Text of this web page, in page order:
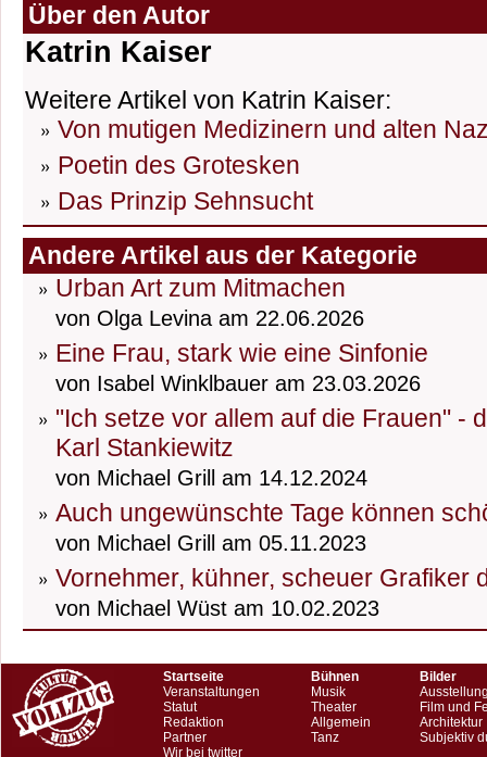
Über den Autor
Katrin Kaiser
Weitere Artikel von Katrin Kaiser:
Von mutigen Medizinern und alten
Poetin des Grotesken
Das Prinzip Sehnsucht
Andere Artikel aus der Kategorie
Urban Art zum Mitmachen
von Olga Levina am 22.06.2026
Eine Frau, stark wie eine Sinfonie
von Isabel Winklbauer am 23.03.2026
"Ich setze vor allem auf die Frauen" -
Karl Stankiewitz
von Michael Grill am 14.12.2024
Auch ungewünschte Tage können
von Michael Grill am 05.11.2023
Vornehmer, kühner, scheuer Grafiker
von Michael Wüst am 10.02.2023
Startseite
Veranstaltungen
Statut
Redaktion
Partner
Wir bei twitter
Bühnen
Musik
Theater
Allgemein
Tanz
Bilder
Film und
Architektur
Subjektiv